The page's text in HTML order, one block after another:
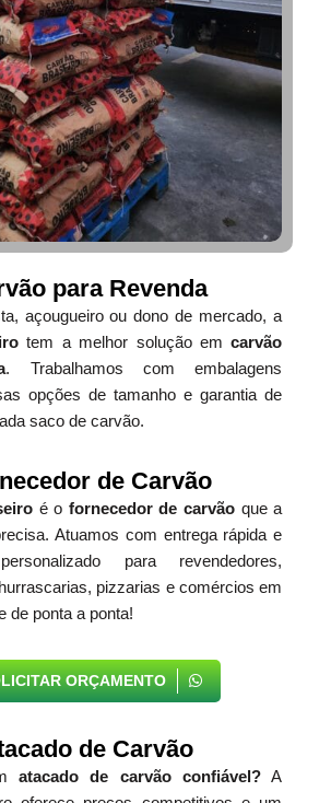
para Revenda
açougueiro ou dono de mercado, a
tem a melhor solução emcarvão
. Trabalhamos com embalagens
opções de tamanho e garantia de
saco de carvão.
de Carvão
é o fornecedor de carvão que a
Atuamos com entrega rápida e
para revendedores,
pizzarias e comércios em
de ponta a ponta!
ORÇAMENTO
de Carvão
atacado de carvão confiável?A